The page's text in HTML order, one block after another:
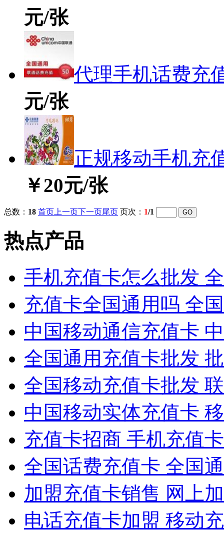
元/张
代理手机话费充
元/张
正规移动手机充
￥20元/张
总数： 18 首页 上一页下一页尾页 页次： 1/1
热点产品
手机充值卡怎么批发
充值卡全国通用吗 全
中国移动通信充值卡
全国通用充值卡批发
全国移动充值卡批发
中国移动实体充值卡
充值卡招商 手机充值
全国话费充值卡 全国
加盟充值卡销售 网上
电话充值卡加盟 移动